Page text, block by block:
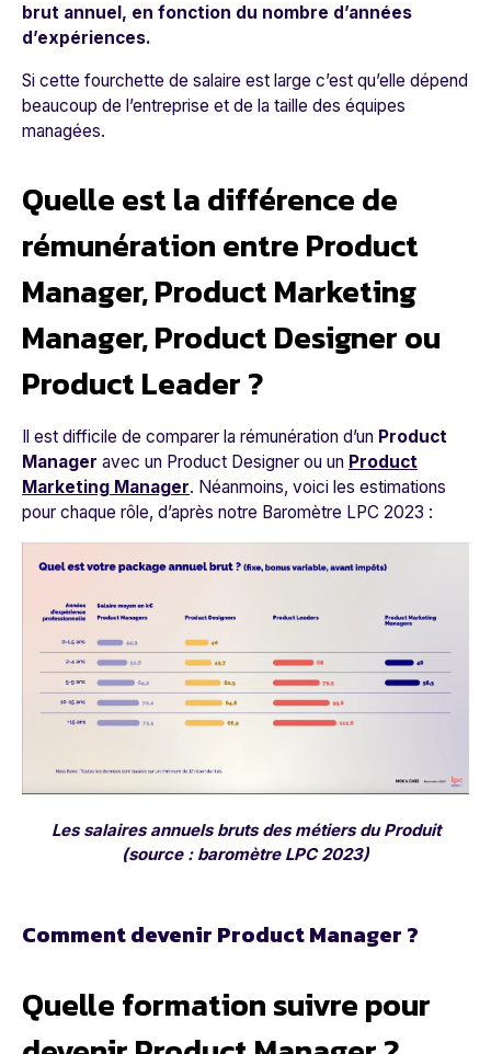
brut annuel, en fonction du nombre d’années
d’expériences.
Si cette fourchette de salaire est large c’est qu’elle dépend
beaucoup de l’entreprise et de la taille des équipes
managées.
Quelle est la différence de
rémunération entre Product
Manager, Product Marketing
Manager, Product Designer ou
Product Leader ?
Il est difficile de comparer la rémunération d’un Product
Manager avec un Product Designer ou un Product
Marketing Manager. Néanmoins, voici les estimations
pour chaque rôle, d’après notre Baromètre LPC 2023 :
Les salaires annuels bruts des métiers du Produit
(source : baromètre LPC 2023)
Comment devenir Product Manager ?
Quelle formation suivre pour